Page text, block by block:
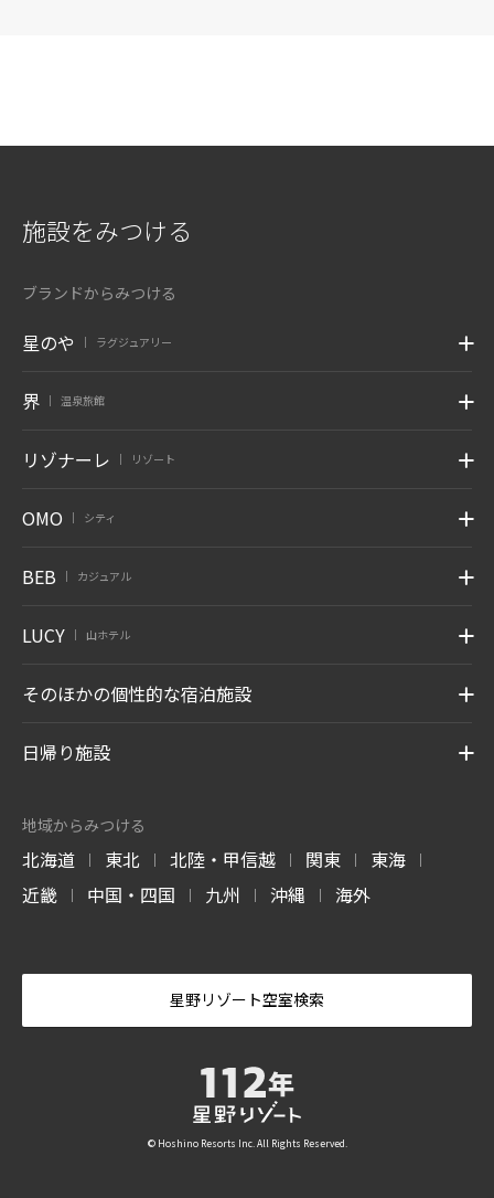
施設をみつける
ブランドからみつける
星のや ラグジュアリー
界 温泉旅館
リゾナーレ リゾート
OMO シティ
BEB カジュアル
LUCY 山ホテル
そのほかの個性的な宿泊施設
日帰り施設
地域からみつける
北海道 | 東北 | 北陸・甲信越 | 関東 | 東海 |
近畿 | 中国・四国 | 九州 | 沖縄 | 海外
星野リゾート空室検索
© Hoshino Resorts Inc. All Rights Reserved.